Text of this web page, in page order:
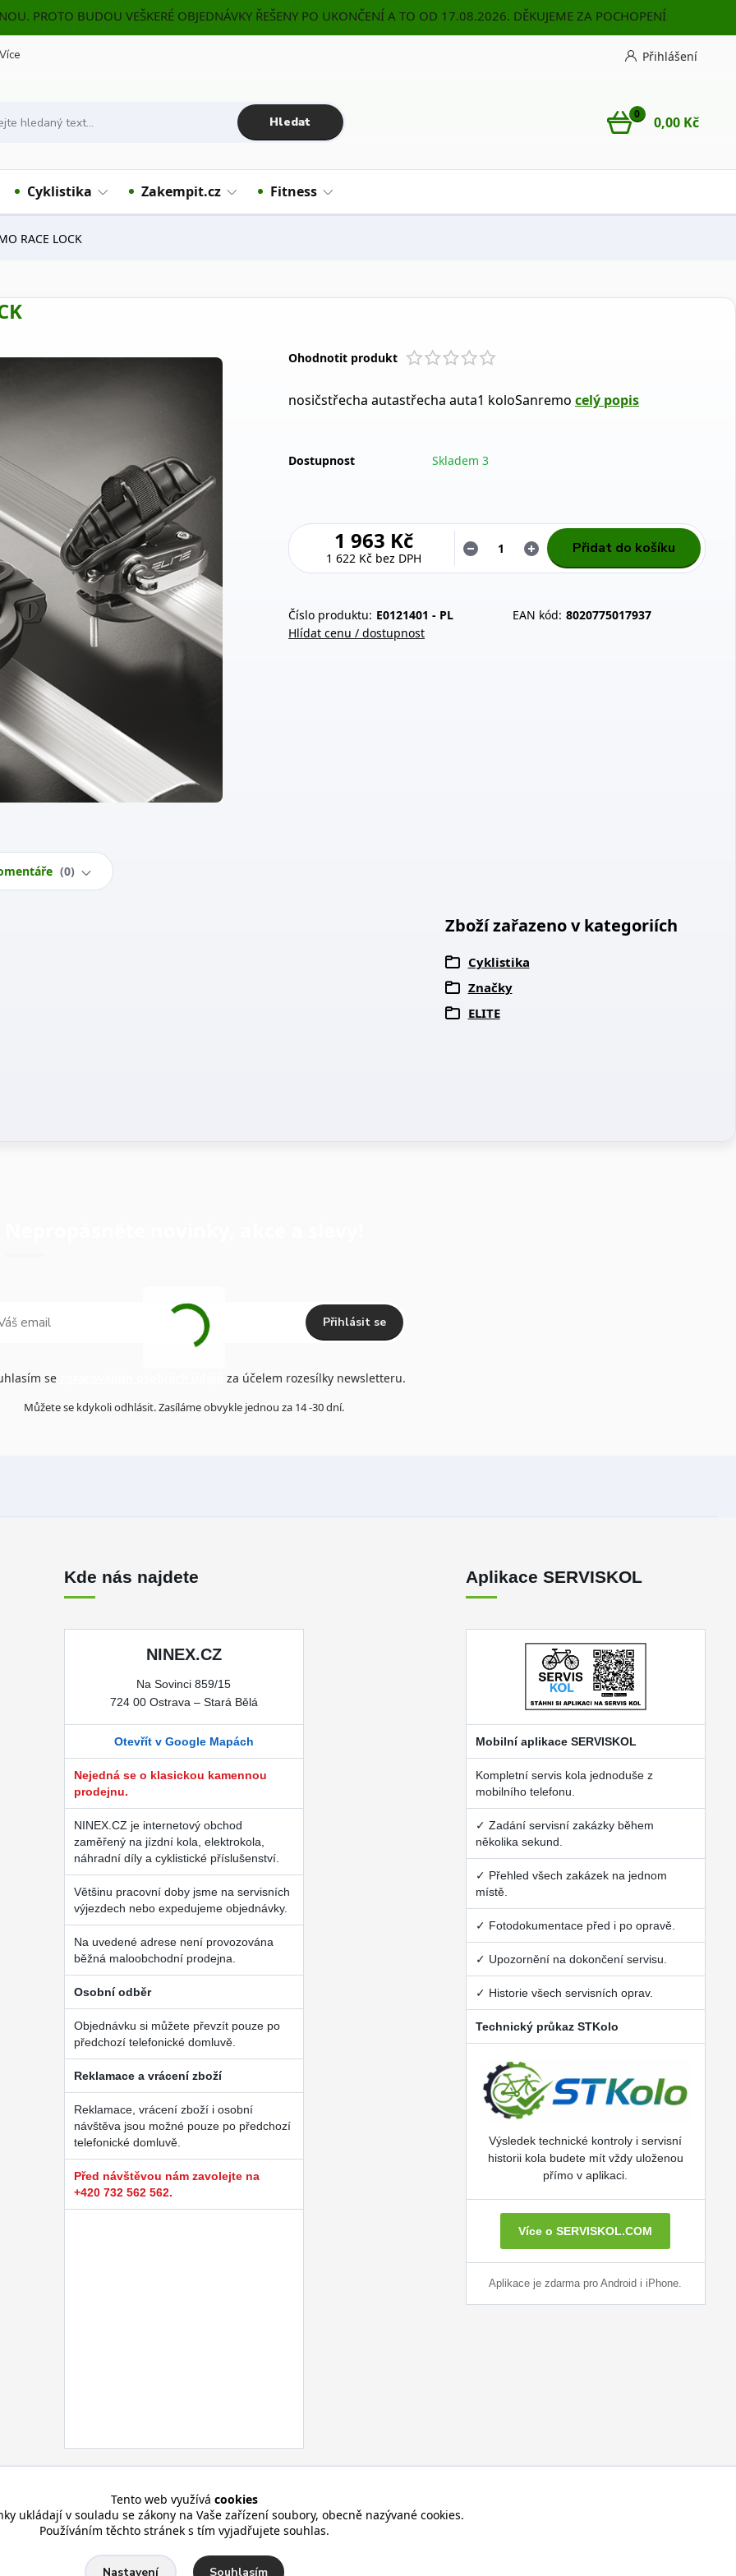
PROTO BUDOU VEŠKERÉ OBJEDNÁVKY ŘEŠENY PO UKONČENÍ A TO OD 17.08.2026. DĚKUJEME ZA POCHOPENÍ
Více Přihlášení
Hledat
0 0,00 Kč
Cyklistika Zakempit.cz Fitness
RACE LOCK
Ohodnotit produkt
nosičstřecha autastřecha auta1 koloSanremo celý popis
Dostupnost Skladem 3
1 963 Kč
1 622 Kč bez DPH
Přidat do košíku
Číslo produktu: E0121401 - PL EAN kód: 8020775017937
Hlídat cenu / dostupnost
0
Zboží zařazeno v kategoriích
Cyklistika
Značky
ELITE
Přihlásit se
se za účelem rozesílky newsletteru.
Můžete se kdykoli odhlásit. Zasíláme obvykle jednou za 14 -30 dní.
Kde nás najdete
NINEX.CZ
Na Sovinci 859/15
724 00 Ostrava – Stará Bělá
Otevřít v Google Mapách
Nejedná se o klasickou kamennou
prodejnu.
NINEX.CZ je internetový obchod
zaměřený na jízdní kola, elektrokola,
náhradní díly a cyklistické příslušenství.
Většinu pracovní doby jsme na servisních
výjezdech nebo expedujeme objednávky.
Na uvedené adrese není provozována
běžná maloobchodní prodejna.
Osobní odběr
Objednávku si můžete převzít pouze po
předchozí telefonické domluvě.
Reklamace a vrácení zboží
Reklamace, vrácení zboží i osobní
návštěva jsou možné pouze po předchozí
telefonické domluvě.
Před návštěvou nám zavolejte na
+420 732 562 562.
Aplikace SERVISKOL
Mobilní aplikace SERVISKOL
Kompletní servis kola jednoduše z
mobilního telefonu.
✓ Zadání servisní zakázky během
několika sekund.
✓ Přehled všech zakázek na jednom
místě.
✓ Fotodokumentace před i po opravě.
✓ Upozornění na dokončení servisu.
✓ Historie všech servisních oprav.
Technický průkaz STKolo
Výsledek technické kontroly i servisní
historii kola budete mít vždy uloženou
přímo v aplikaci.
Více o SERVISKOL.COM
Aplikace je zdarma pro Android i iPhone.
Tento web využívá cookies
ukládají v souladu se zákony na Vaše zařízení soubory, obecně nazývané cookies.
Používáním těchto stránek s tím vyjadřujete souhlas.
Nastavení Souhlasím